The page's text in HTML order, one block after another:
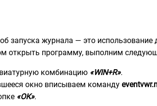
запуска журнала — это использование
открыть программу, выполним
комбинацию «WIN+R».
окно вписываем команду
«ОК».